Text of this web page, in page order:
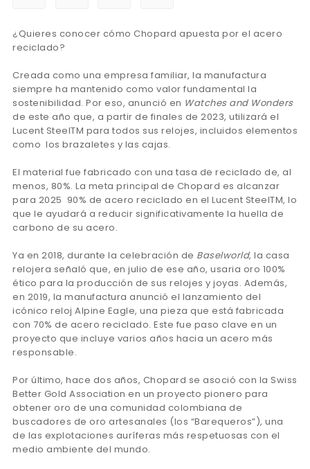
¿Quieres conocer cómo Chopard apuesta por el acero
reciclado?
Creada como una empresa familiar, la manufactura
siempre ha mantenido como valor fundamental la
sostenibilidad. Por eso, anunció en Watches and Wonders
de este año que, a partir de finales de 2023, utilizará el
Lucent SteelTM para todos sus relojes, incluidos elementos
como los brazaletes y las cajas.
El material fue fabricado con una tasa de reciclado de, al
menos, 80%. La meta principal de Chopard es alcanzar
para 2025 90% de acero reciclado en el Lucent SteelTM, lo
que le ayudará a reducir significativamente la huella de
carbono de su acero.
Ya en 2018, durante la celebración de Baselworld, la casa
relojera señaló que, en julio de ese año, usaria oro 100%
ético para la producción de sus relojes y joyas. Además,
en 2019, la manufactura anunció el lanzamiento del
icónico reloj Alpine Eagle, una pieza que está fabricada
con 70% de acero reciclado. Este fue paso clave en un
proyecto que incluye varios años hacia un acero más
responsable.
Por último, hace dos años, Chopard se asoció con la Swiss
Better Gold Association en un proyecto pionero para
obtener oro de una comunidad colombiana de
buscadores de oro artesanales (los “Barequeros”), una
de las explotaciones auríferas más respetuosas con el
medio ambiente del mundo.